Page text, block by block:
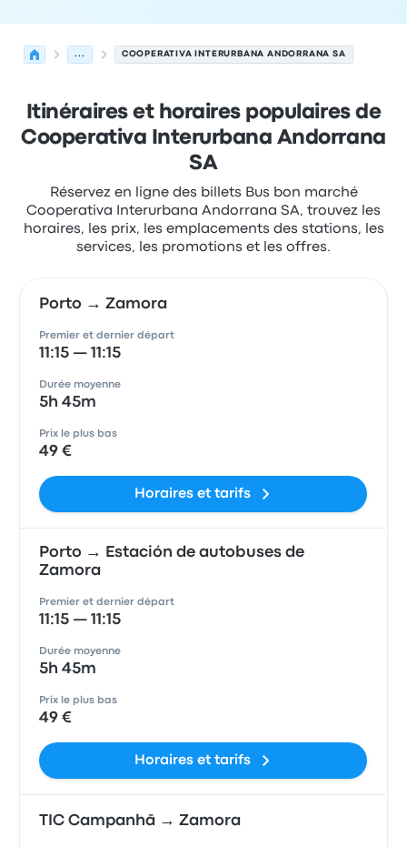
... COOPERATIVA INTERURBANA ANDORRANA SA
Itinéraires et horaires populaires de
Cooperativa Interurbana Andorrana
SA
Réservez en ligne des billets Bus bon marché
Cooperativa Interurbana Andorrana SA, trouvez les
horaires, les prix, les emplacements des stations, les
services, les promotions et les offres.
Porto → Zamora
Premier et dernier départ
11:15 — 11:15
Durée moyenne
5h 45m
Prix le plus bas
49 €
Horaires et tarifs
Porto → Estación de autobuses de
Zamora
Premier et dernier départ
11:15 — 11:15
Durée moyenne
5h 45m
Prix le plus bas
49 €
Horaires et tarifs
TIC Campanhã → Zamora